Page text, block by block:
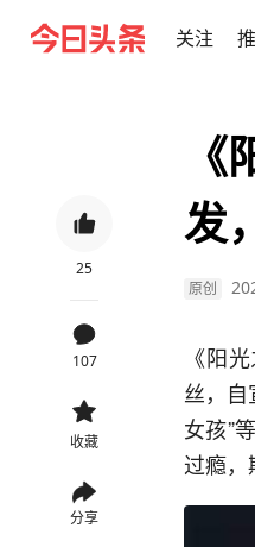
关注
25
107
收藏
分享
发
原创
《阳
丝，
女孩”
过瘾，